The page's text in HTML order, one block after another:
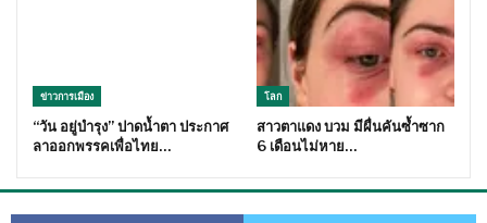
ข่าวการเมือง
“วัน อยู่บำรุง” ปาดน้ำตา ประกาศ
ลาออกพรรคเพื่อไทย…
โลก
สาวตาแดง บวม มีผื่นคันซ้ำซาก
6 เดือนไม่หาย…